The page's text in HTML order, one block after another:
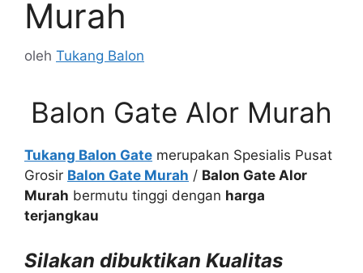
Murah
oleh Tukang Balon
Balon Gate Alor Murah
Tukang Balon Gate merupakan Spesialis Pusat
Grosir Balon Gate Murah / Balon Gate Alor
Murah bermutu tinggi dengan harga
terjangkau
Silakan dibuktikan Kualitas